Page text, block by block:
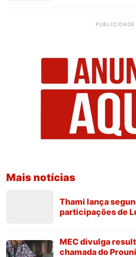
PUBLICIDADE
Mais notícias
Thami lança
participações de
MEC divulga
chamada do